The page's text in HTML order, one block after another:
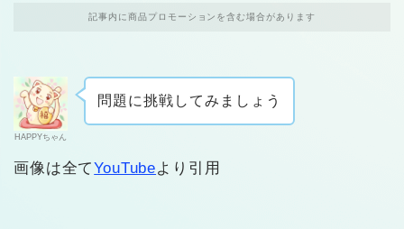
記事内に商品プロモーションを含む場合があります
HAPPYちゃん
問題に挑戦してみましょう
画像は全てYouTubeより引用